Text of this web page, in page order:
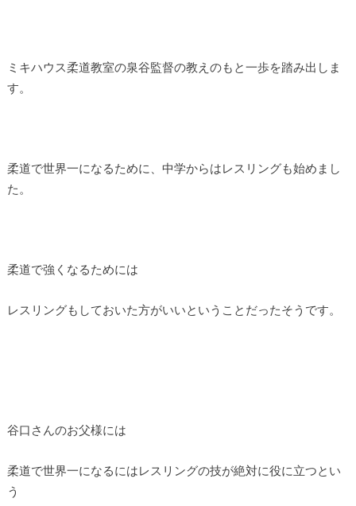
ミキハウス柔道教室の泉谷監督の教えのもと一歩を踏み出しま
す。
柔道で世界一になるために、中学からはレスリングも始めまし
た。
柔道で強くなるためには
レスリングもしておいた方がいいということだったそうです。
谷口さんのお父様には
柔道で世界一になるにはレスリングの技が絶対に役に立つとい
う